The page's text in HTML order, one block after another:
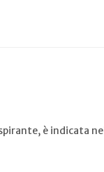
è indicata